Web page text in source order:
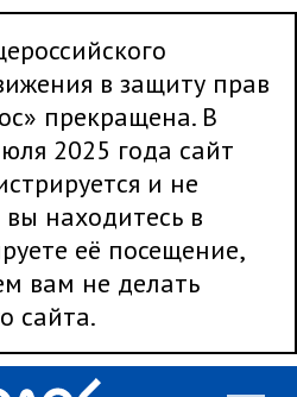
в защиту прав
прекращена. В
2025 года сайт
и не
вы находитесь в
её посещение,
вам не делать
сайта.